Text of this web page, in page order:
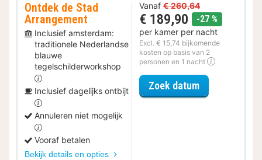
Ontdek de Stad
Arrangement
Inclusief amsterdam:
traditionele Nederlandse
blauwe
tegelschilderworkshop
Inclusief dagelijks ontbijt
Annuleren niet mogelijk
Vooraf betalen
Bekijk details en opties
Vanaf € 260,64
€ 189,90 -27 %
per kamer per nacht
Excl. € 15,74 bijkomende
kosten op basis van 2
personen en 1 nacht
Zoek datumvoor Ontdek